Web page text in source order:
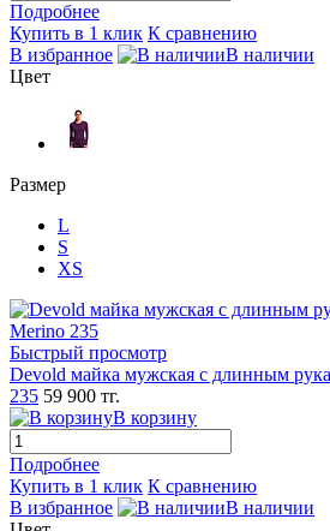
Подробнее
Купить в 1 клик К сравнению
В избранное
В наличии
Цвет
Размер
L
S
XS
Быстрый просмотр
Devold майка мужская с длинным
235 59 900 тг.
В корзину
Подробнее
Купить в 1 клик К сравнению
В избранное
В наличии